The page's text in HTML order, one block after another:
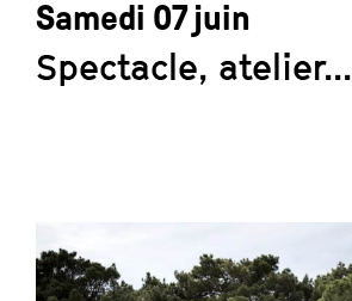
Samedi 07 juin
Spectacle, atelier...